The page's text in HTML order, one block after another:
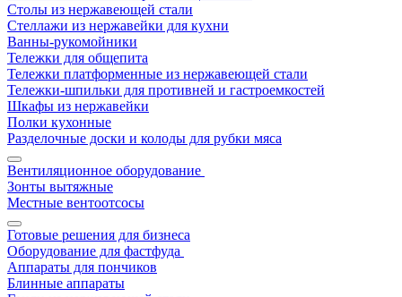
Столы из нержавеющей стали
Стеллажи из нержавейки для кухни
Ванны-рукомойники
Тележки для общепита
Тележки платформенные из нержавеющей стали
Тележки-шпильки для противней и гастроемкостей
Шкафы из нержавейки
Полки кухонные
Разделочные доски и колоды для рубки мяса
Вентиляционное оборудование
Зонты вытяжные
Местные вентоотсосы
Готовые решения для бизнеса
Оборудование для фастфуда
Аппараты для пончиков
Блинные аппараты